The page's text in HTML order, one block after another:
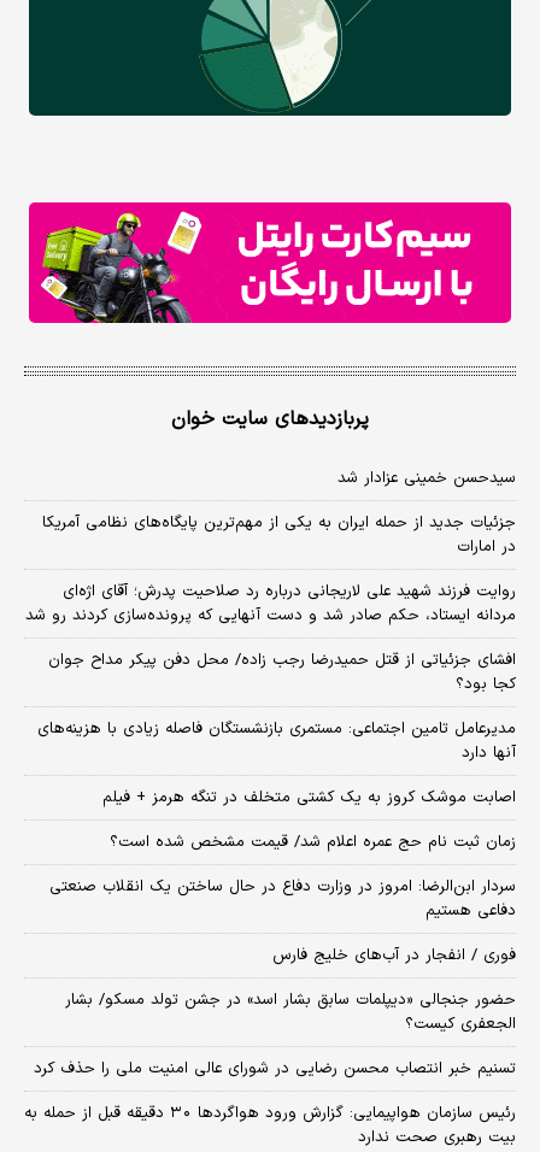
پربازدیدهای سایت خوان
سیدحسن خمینی عزادار شد
جزئیات جدید از حمله ایران به یکی از مهم‌ترین پایگاه‌های نظامی آمریکا
در امارات
روایت فرزند شهید علی لاریجانی درباره رد صلاحیت پدرش؛ آقای اژه‌ای
مردانه ایستاد، حکم صادر شد و دست آنهایی که پرونده‌سازی کردند رو شد
افشای جزئیاتی از قتل حمیدرضا رجب زاده/ محل دفن پیکر مداح جوان
کجا بود؟
مدیرعامل تامین اجتماعی: مستمری بازنشستگان فاصله زیادی با هزینه‌های
آنها دارد
اصابت موشک کروز به یک کشتی متخلف در تنگه هرمز + فیلم
زمان ثبت‌ نام حج عمره اعلام شد/ قیمت مشخص شده است؟
سردار ابن‌الرضا: امروز در وزارت دفاع در حال ساختن یک انقلاب صنعتی
دفاعی هستیم
فوری / انفجار در آب‌های خلیج فارس
حضور جنجالی «دیپلمات سابق بشار اسد» در جشن تولد مسکو/ بشار
الجعفری کیست؟
تسنیم خبر انتصاب محسن رضایی در شورای عالی امنیت ملی را حذف کرد
رئیس سازمان هواپیمایی: گزارش ورود هواگردها ٣٠ دقیقه قبل از حمله به
بیت رهبری صحت ندارد